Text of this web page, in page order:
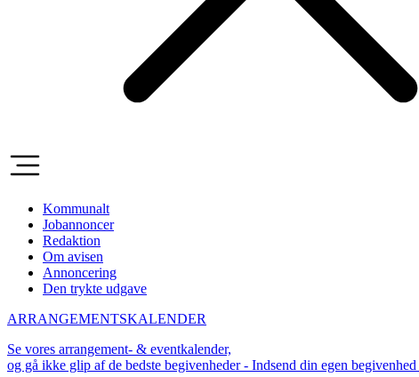
Kommunalt
Jobannoncer
Redaktion
Om avisen
Annoncering
Den trykte udgave
ARRANGEMENTSKALENDER
Se vores arrangement- & eventkalender,
og gå ikke glip af de bedste begivenheder - Indsend din egen